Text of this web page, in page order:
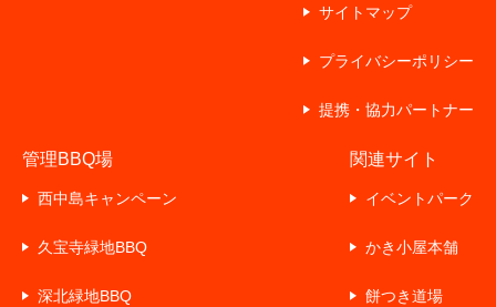
サイトマップ
プライバシーポリシー
提携・協力パートナー
管理BBQ場
西中島キャンペーン
久宝寺緑地BBQ
深北緑地BBQ
関連サイト
イベントパーク
かき小屋本舗
餅つき道場